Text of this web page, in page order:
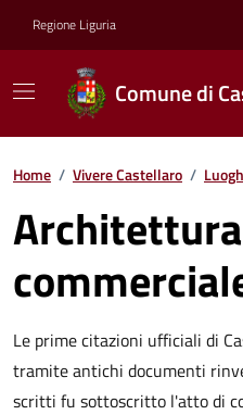
Regione Liguria
Comune di
Home / Vivere Castellaro /
Architettura
Le prime citazioni ufficiali di
tramite antichi documenti
scritti fu sottoscritto l'atto di